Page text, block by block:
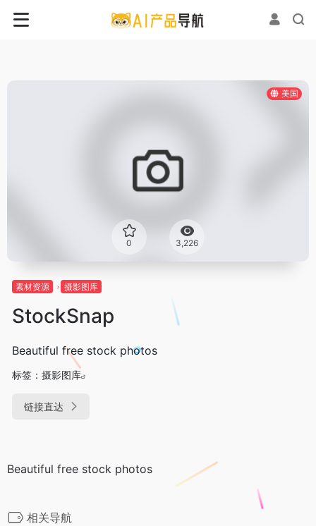
美国
0 3,226
素材资源 摄影图库
StockSnap
Beautiful free stock photos
标签： 摄影图库
链接直达
Beautiful free stock photos
相关导航